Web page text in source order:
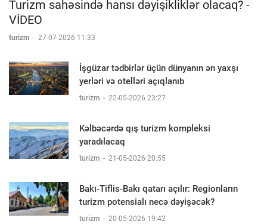
Turizm sahəsində hansı dəyişikliklər olacaq? -
VİDEO
turizm - 27-07-2026 11:33
İşgüzar tədbirlər üçün dünyanın ən yaxşı
yerləri və otelləri açıqlanıb
turizm - 22-05-2026 23:27
Kəlbəcərdə qış turizm kompleksi
yaradılacaq
turizm - 21-05-2026 20:55
Bakı-Tiflis-Bakı qatarı açılır: Regionların
turizm potensialı necə dəyişəcək?
turizm - 20-05-2026 19:42